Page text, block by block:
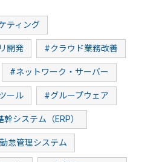
ティング
開発 #クラウド業務改善
#ネットワーク・サーバー
ール #グループウェア
幹システム（ERP）
怠管理システム